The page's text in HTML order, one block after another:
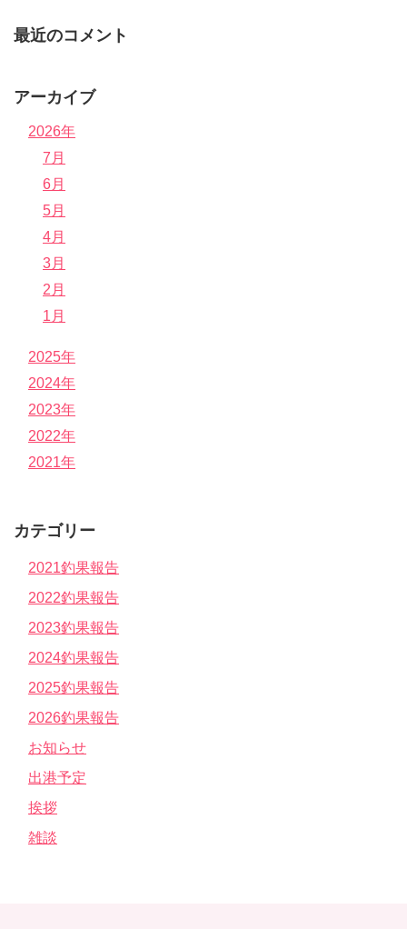
最近のコメント
アーカイブ
2026年
7月
6月
5月
4月
3月
2月
1月
2025年
2024年
2023年
2022年
2021年
カテゴリー
2021釣果報告
2022釣果報告
2023釣果報告
2024釣果報告
2025釣果報告
2026釣果報告
お知らせ
出港予定
挨拶
雑談